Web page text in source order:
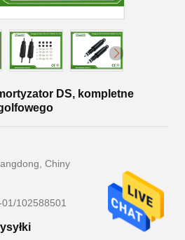
DS, kompletne
Chiny
102588501